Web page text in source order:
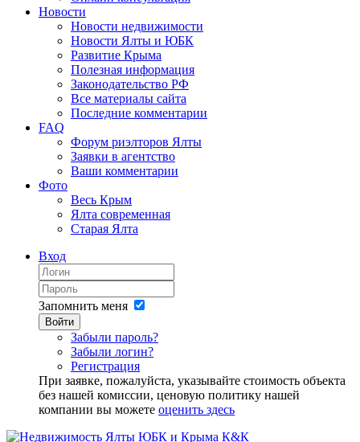
Новости
Новости недвижимости
Новости Ялты и ЮБК
Развитие Крыма
Полезная информация
Законодательство РФ
Все материалы сайта
Последние комментарии
FAQ
Форум риэлторов Ялты
Заявки в агентство
Ваши комментарии
Фото
Весь Крым
Ялта современная
Старая Ялта
Вход
Запомнить меня
Войти
Забыли пароль?
Забыли логин?
Регистрация
При заявке, пожалуйста, указывайте стоимость объекта
без нашей комиссии, ценовую политику нашей
компании вы можете оценить здесь